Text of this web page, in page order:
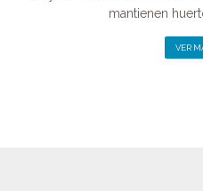
mantienen
VER